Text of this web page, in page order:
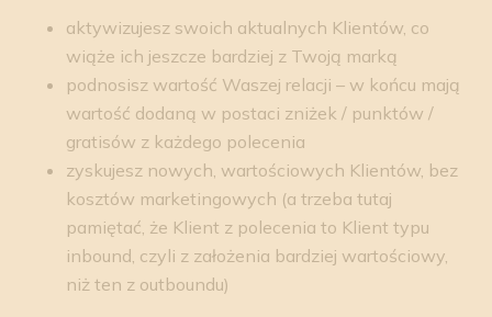
aktywizujesz swoich aktualnych Klientów, co
wiąże ich jeszcze bardziej z Twoją marką
podnosisz wartość Waszej relacji – w końcu mają
wartość dodaną w postaci zniżek / punktów /
gratisów z każdego polecenia
zyskujesz nowych, wartościowych Klientów, bez
kosztów marketingowych (a trzeba tutaj
pamiętać, że Klient z polecenia to Klient typu
inbound, czyli z założenia bardziej wartościowy,
niż ten z outboundu)